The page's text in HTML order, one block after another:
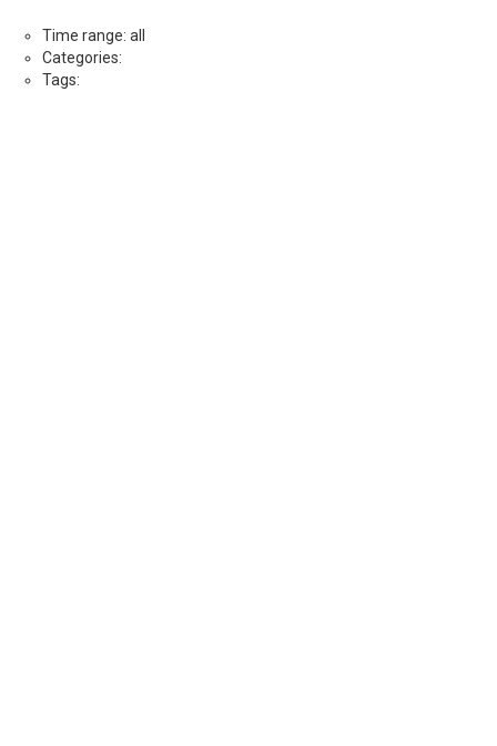
Time range: all
Categories:
Tags: